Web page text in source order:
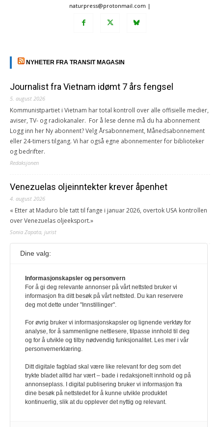
naturpress@protonmail.com |
NYHETER FRA TRANSIT MAGASIN
Journalist fra Vietnam idømt 7 års fengsel
5. august 2026
Kommunistpartiet i Vietnam har total kontroll over alle offisielle medier,
aviser, TV- og radiokanaler. For å lese denne må du ha abonnement
Logg inn her Ny abonnent? Velg Årsabonnement, Månedsabonnement
eller 24-timers tilgang. Vi har også egne abonnementer for biblioteker
og bedrifter.
Redaksjonen
Venezuelas oljeinntekter krever åpenhet
4. august 2026
« Etter at Maduro ble tatt til fange i januar 2026, overtok USA kontrollen
over Venezuelas oljeeksport.»
Sonia Zapata, jurist
117,8 millioner er på flukt, en nedgang fra forrige
1. august 2026
Ville ha tilsvart verdens trettende største land i folketall. For å lese
denne må du ha abonnement Logg inn her Ny abonnent? Velg
også egne abonnementer for biblioteker og bedrifter.
Redaksjonen
Dine valg:
Informasjonskapsler og personvern
For å gi deg relevante annonser på vårt nettsted bruker vi
informasjon fra ditt besøk på vårt nettsted. Du kan reservere
deg mot dette under "Innstillinger".
For øvrig bruker vi informasjonskapsler og lignende verktøy for
analyse, for å sammenligne nettlesere, tilpasse innhold til deg
og for å utvikle og tilby nødvendig funksjonalitet. Les mer i vår
personvernerklæring.
Ditt digitale fagblad skal være like relevant for deg som det
trykte bladet alltid har vært – bade i redaksjonelt innhold og på
annonseplass. I digital publisering bruker vi informasjon fra
dine besøk på nettstedet for å kunne utvikle produktet
kontinuerlig, slik at du opplever det nyttig og relevant.